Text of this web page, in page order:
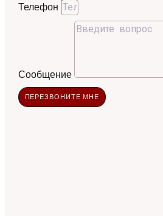
Телефон
Сообщение
ПЕРЕЗВОНИТЕ МНЕ